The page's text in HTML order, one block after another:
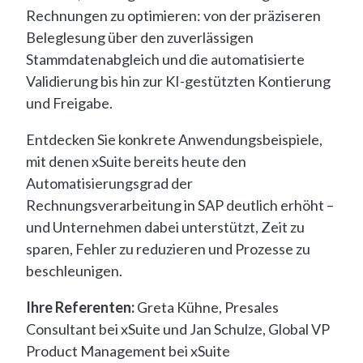
Rechnungen zu optimieren: von der präziseren
Beleglesung über den zuverlässigen
Stammdatenabgleich und die automatisierte
Validierung bis hin zur KI-gestützten Kontierung
und Freigabe.
Entdecken Sie konkrete Anwendungsbeispiele,
mit denen xSuite bereits heute den
Automatisierungsgrad der
Rechnungsverarbeitung in SAP deutlich erhöht –
und Unternehmen dabei unterstützt, Zeit zu
sparen, Fehler zu reduzieren und Prozesse zu
beschleunigen.
Ihre Referenten:Greta Kühne, Presales
Consultant bei xSuite und Jan Schulze, Global VP
Product Management bei xSuite